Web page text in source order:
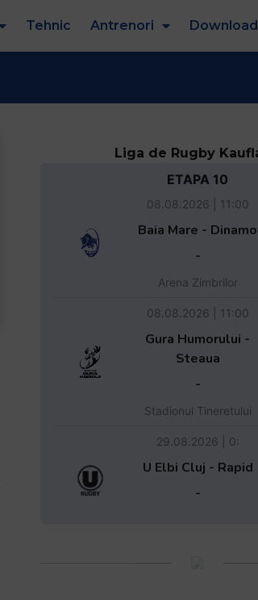
Tehnic Antrenori Download
Liga de Rugby
ETAPA 10
08.08.2026 | 11:00
Baia Mare - Dinamo
-
Arena Zimbrilor
08.08.2026 | 11:00
Gura Humorului -
Steaua
-
Stadionul Tineretului
29.08.2026 | 0:
U Elbi Cluj - Rapid
-